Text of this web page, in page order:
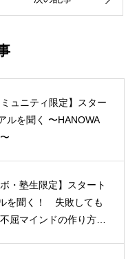
ミュニティ限定】スター
ルを聞く 〜HANOWA
を聞く！ 失敗しても
屈マインドの作り方